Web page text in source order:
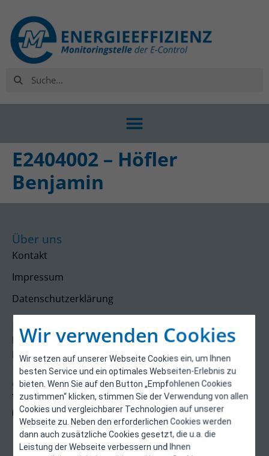
Wir verwenden Cookies
Wir setzen auf unserer Webseite Cookies ein, um Ihnen
besten Service und ein optimales Webseiten-Erlebnis zu
bieten. Wenn Sie auf den Button „Empfohlenen Cookies
zustimmen“ klicken, stimmen Sie der Verwendung von allen
Cookies und vergleichbarer Technologien auf unserer
Webseite zu. Neben den erforderlichen Cookies werden
dann auch zusätzliche Cookies gesetzt, die u.a. die
Leistung der Webseite verbessern und Ihnen
E2404002 – Höfler
Benjamin
Über uns
Kontakt
Impressum
Datenschutzerklärung
Kontakt
E-Control
Rudolfsplatz 13a
1010 Wien
energieeffizienz@e-control.at
Tel +43 1 5324724
(Mo, Mi-Fr 09:30-12:30 Uhr)